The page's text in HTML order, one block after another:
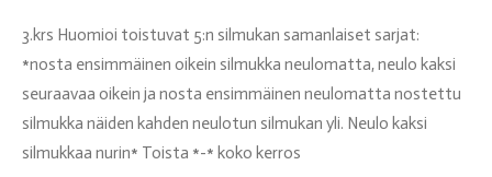
3.krs Huomioi toistuvat 5:n silmukan samanlaiset sarjat:
*nosta ensimmäinen oikein silmukka neulomatta, neulo kaksi
seuraavaa oikein ja nosta ensimmäinen neulomatta nostettu
silmukka näiden kahden neulotun silmukan yli. Neulo kaksi
silmukkaa nurin* Toista *-* koko kerros